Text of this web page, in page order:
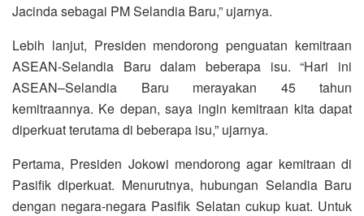
Jacinda sebagai PM Selandia Baru,” ujarnya.
Lebih lanjut, Presiden mendorong penguatan kemitraan
ASEAN-Selandia Baru dalam beberapa isu. “Hari ini
ASEAN–Selandia Baru merayakan 45 tahun
kemitraannya. Ke depan, saya ingin kemitraan kita dapat
diperkuat terutama di beberapa isu,” ujarnya.
Pertama, Presiden Jokowi mendorong agar kemitraan di
Pasifik diperkuat. Menurutnya, hubungan Selandia Baru
dengan negara-negara Pasifik Selatan cukup kuat. Untuk